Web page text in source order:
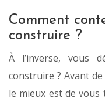
Comment
construire ?
À l’inverse, vous
construire ? Avant
le mieux est de